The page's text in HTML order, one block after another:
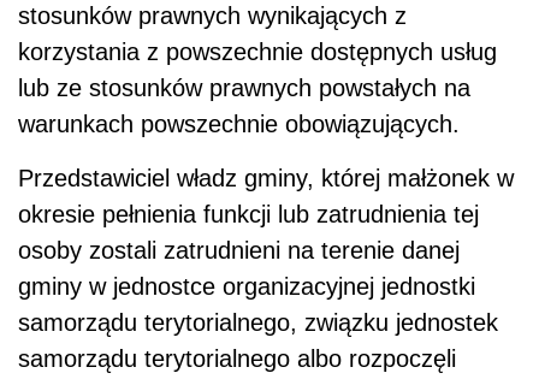
stosunków prawnych wynikających z
korzystania z powszechnie dostępnych usług
lub ze stosunków prawnych powstałych na
warunkach powszechnie obowiązujących.
Przedstawiciel władz gminy, której małżonek w
okresie pełnienia funkcji lub zatrudnienia tej
osoby zostali zatrudnieni na terenie danej
gminy w jednostce organizacyjnej jednostki
samorządu terytorialnego, związku jednostek
samorządu terytorialnego albo rozpoczęli